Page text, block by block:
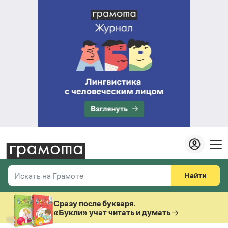
Искать на Грамоте
Справочная служба
Найти
Везде